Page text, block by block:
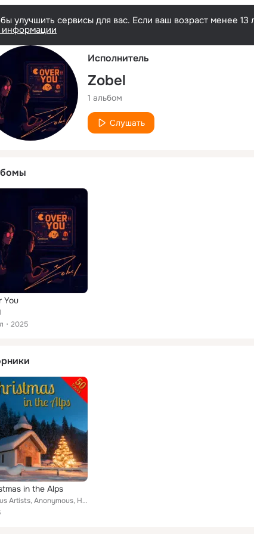
улучшить сервисы для вас. Если ваш возраст менее
Исполнитель
Zobel
1 альбом
Слушать
You
2025
in the Alps
Various Artists, Anonymous, Hindelanger Jodlergruppe, Ostrachtaler Stubenmusik, Zobel, Zithersolist Karl Laurer, Bläser Harmonie...